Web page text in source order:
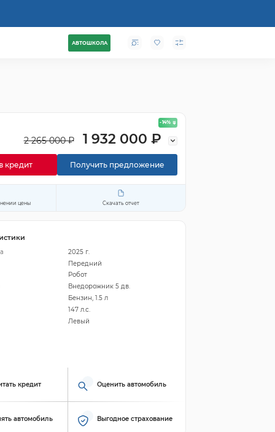
АВТОШКОЛА
- 14%
2 265 000 ₽ 1 932 000 ₽
кредит Получить предложение
цены Скачать отчет
2025 г.
Передний
Робот
Внедорожник 5 дв.
Бензин, 1.5 л
147 л.с.
Левый
кредит Оценить автомобиль
автомобиль Выгодное страхование